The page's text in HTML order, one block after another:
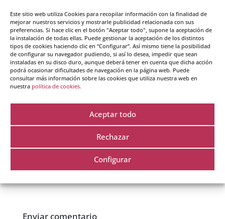
Este sitio web utiliza Cookies para recopilar información con la finalidad de
mejorar nuestros servicios y mostrarle publicidad relacionada con sus
preferencias. Si hace clic en el botón "Aceptar todo", supone la aceptación de
la instalación de todas ellas. Puede gestionar la aceptación de los distintos
tipos de cookies haciendo clic en “Configurar”. Así mismo tiene la posibilidad
de configurar su navegador pudiendo, si así lo desea, impedir que sean
instaladas en su disco duro, aunque deberá tener en cuenta que dicha acción
podrá ocasionar dificultades de navegación en la página web. Puede
consultar más información sobre las cookies que utiliza nuestra web en
nuestra política de cookies.
Aceptar todo
Rechazar
Configurar
responsabilidades con pocos recursos. Este artículo
no busca caer en el extremo de aspirar a una
situación ideal, puesto que también es
recomendable no solo conocer las propias
emociones, sino el escenario en el que se producen.
Este artículo que compartimos enCreartees una
invitación para reflexionar sobre aspectos del estilo
es posible influir (aunque sea de forma limitada).
votos, promedio:5,00
Enviar comentario